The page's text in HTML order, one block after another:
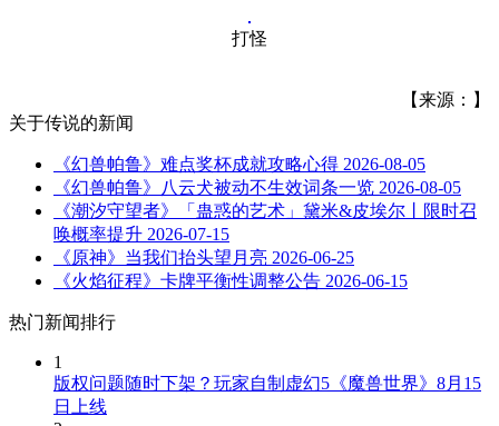
打怪
【来源：】
关于传说的新闻
《幻兽帕鲁》难点奖杯成就攻略心得 2026-08-05
《幻兽帕鲁》八云犬被动不生效词条一览 2026-08-05
《潮汐守望者》「蛊惑的艺术」黛米&皮埃尔丨限时召
唤概率提升 2026-07-15
《原神》当我们抬头望月亮 2026-06-25
《火焰征程》卡牌平衡性调整公告 2026-06-15
热门新闻排行
1
版权问题随时下架？玩家自制虚幻5《魔兽世界》8月15
日上线